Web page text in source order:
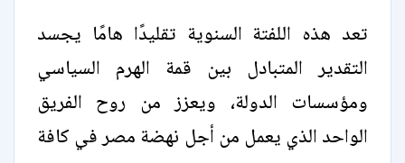
تعد هذه اللفتة السنوية تقليدًا هامًا يجسد
التقدير المتبادل بين قمة الهرم السياسي
ومؤسسات الدولة، ويعزز من روح الفريق
الواحد الذي يعمل من أجل نهضة مصر في كافة